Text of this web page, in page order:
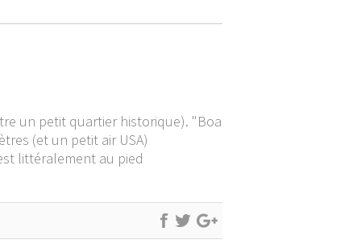
un petit quartier historique). "Boa
(et un petit air USA)
littéralement au pied